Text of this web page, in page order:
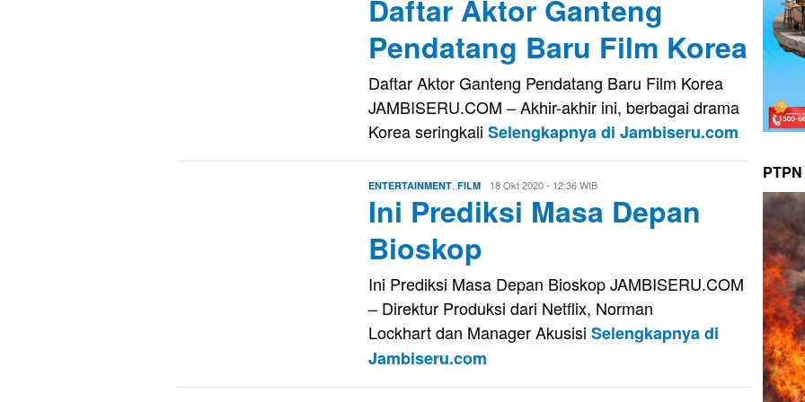
Daftar Aktor Ganteng
Pendatang Baru Film Korea
Daftar Aktor Ganteng Pendatang Baru Film Korea
JAMBISERU.COM – Akhir-akhir ini, berbagai drama
Korea seringkali Selengkapnya di Jambiseru.com
ENTERTAINMENT FILM Evo
Kusnady
18 Okt 2020 - 12:36 WIB
Ini Prediksi Masa Depan
Bioskop
Ini Prediksi Masa Depan Bioskop JAMBISERU.COM
– Direktur Produksi dari Netflix, Norman
Lockhart dan Manager Akusisi Selengkapnya di
Jambiseru.com